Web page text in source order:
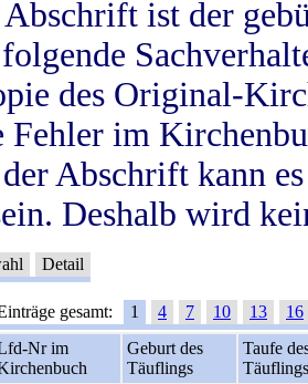
ist der
des Original-
Fehler im
Abschrift kann
Deshalb wird
Detail
gesamt: 1 4 7 10 13
16
Nr im
Geburt des
Täuflings
Taufe
Täuflings